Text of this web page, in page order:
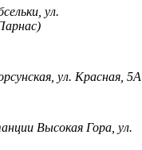
ул.
ул. Красная, 5А
Высокая Гора, ул.